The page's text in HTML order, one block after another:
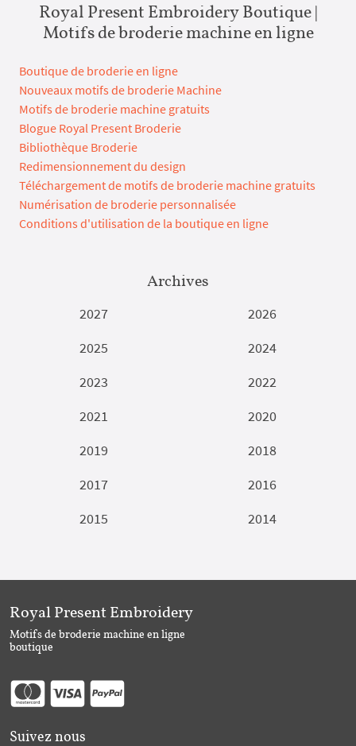
Royal Present Embroidery Boutique |
Motifs de broderie machine en ligne
Boutique de broderie en ligne
Nouveaux motifs de broderie Machine
Motifs de broderie machine gratuits
Blogue Royal Present Broderie
Bibliothèque Broderie
Redimensionnement du design
Téléchargement de motifs de broderie machine gratuits
Numérisation de broderie personnalisée
Conditions d'utilisation de la boutique en ligne
Archives
2027
2026
2025
2024
2023
2022
2021
2020
2019
2018
2017
2016
2015
2014
Royal Present Embroidery
Motifs de broderie machine en ligne
boutique
Suivez nous